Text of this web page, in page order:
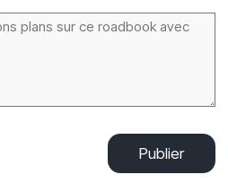
Publier